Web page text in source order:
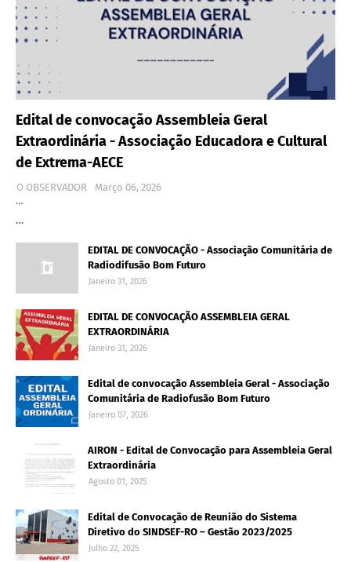
Edital de convocação Assembleia Geral
Extraordinária - Associação Educadora e Cultural
de Extrema-AECE
O OBSERVADOR
Março 06, 2026
…
…
EDITAL DE CONVOCAÇÃO - Associação Comunitária de
Radiodifusão Bom Futuro
Janeiro 31, 2026
EDITAL DE CONVOCAÇÃO ASSEMBLEIA GERAL
EXTRAORDINÁRIA
Janeiro 31, 2026
Edital de convocação Assembleia Geral - Associação
Comunitária de Radiofusão Bom Futuro
Janeiro 07, 2026
AIRON - Edital de Convocação para Assembleia Geral
Extraordinária
Agosto 01, 2025
Edital de Convocação de Reunião do Sistema
Diretivo do SINDSEF-RO – Gestão 2023/2025
Julho 22, 2025